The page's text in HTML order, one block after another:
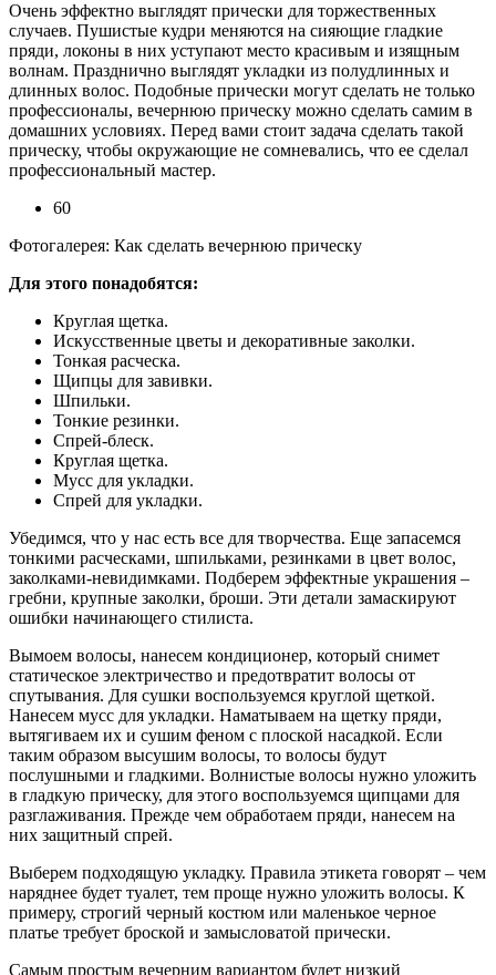
Очень эффектно выглядят прически для торжественных
случаев. Пушистые кудри меняются на сияющие гладкие
пряди, локоны в них уступают место красивым и изящным
волнам. Празднично выглядят укладки из полудлинных и
длинных волос. Подобные прически могут сделать не только
профессионалы, вечернюю прическу можно сделать самим в
домашних условиях. Перед вами стоит задача сделать такой
прическу, чтобы окружающие не сомневались, что ее сделал
профессиональный мастер.
60
Фотогалерея: Как сделать вечернюю прическу
Для этого понадобятся:
Круглая щетка.
Искусственные цветы и декоративные заколки.
Тонкая расческа.
Щипцы для завивки.
Шпильки.
Тонкие резинки.
Спрей-блеск.
Круглая щетка.
Мусс для укладки.
Спрей для укладки.
Убедимся, что у нас есть все для творчества. Еще запасемся
тонкими расческами, шпильками, резинками в цвет волос,
заколками-невидимками. Подберем эффектные украшения –
гребни, крупные заколки, броши. Эти детали замаскируют
ошибки начинающего стилиста.
Вымоем волосы, нанесем кондиционер, который снимет
статическое электричество и предотвратит волосы от
спутывания. Для сушки воспользуемся круглой щеткой.
Нанесем мусс для укладки. Наматываем на щетку пряди,
вытягиваем их и сушим феном с плоской насадкой. Если
таким образом высушим волосы, то волосы будут
послушными и гладкими. Волнистые волосы нужно уложить
в гладкую прическу, для этого воспользуемся щипцами для
разглаживания. Прежде чем обработаем пряди, нанесем на
них защитный спрей.
Выберем подходящую укладку. Правила этикета говорят – чем
наряднее будет туалет, тем проще нужно уложить волосы. К
примеру, строгий черный костюм или маленькое черное
платье требует броской и замысловатой прически.
Самым простым вечерним вариантом будет низкий